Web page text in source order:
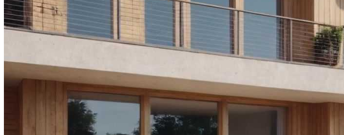
Главная